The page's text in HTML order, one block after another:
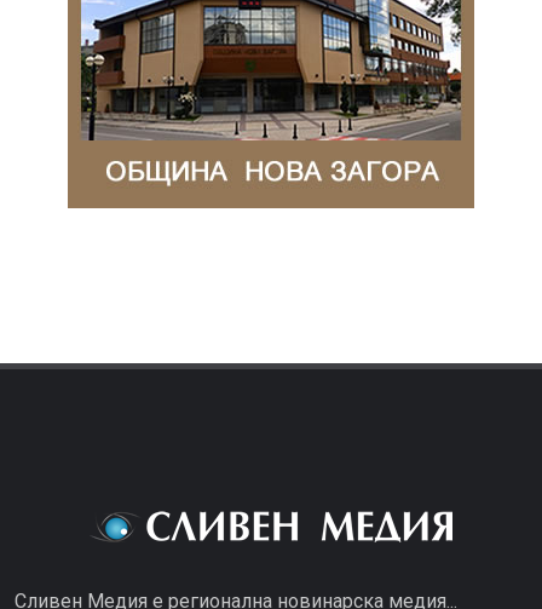
Сливен Медия е регионална новинарска медия...